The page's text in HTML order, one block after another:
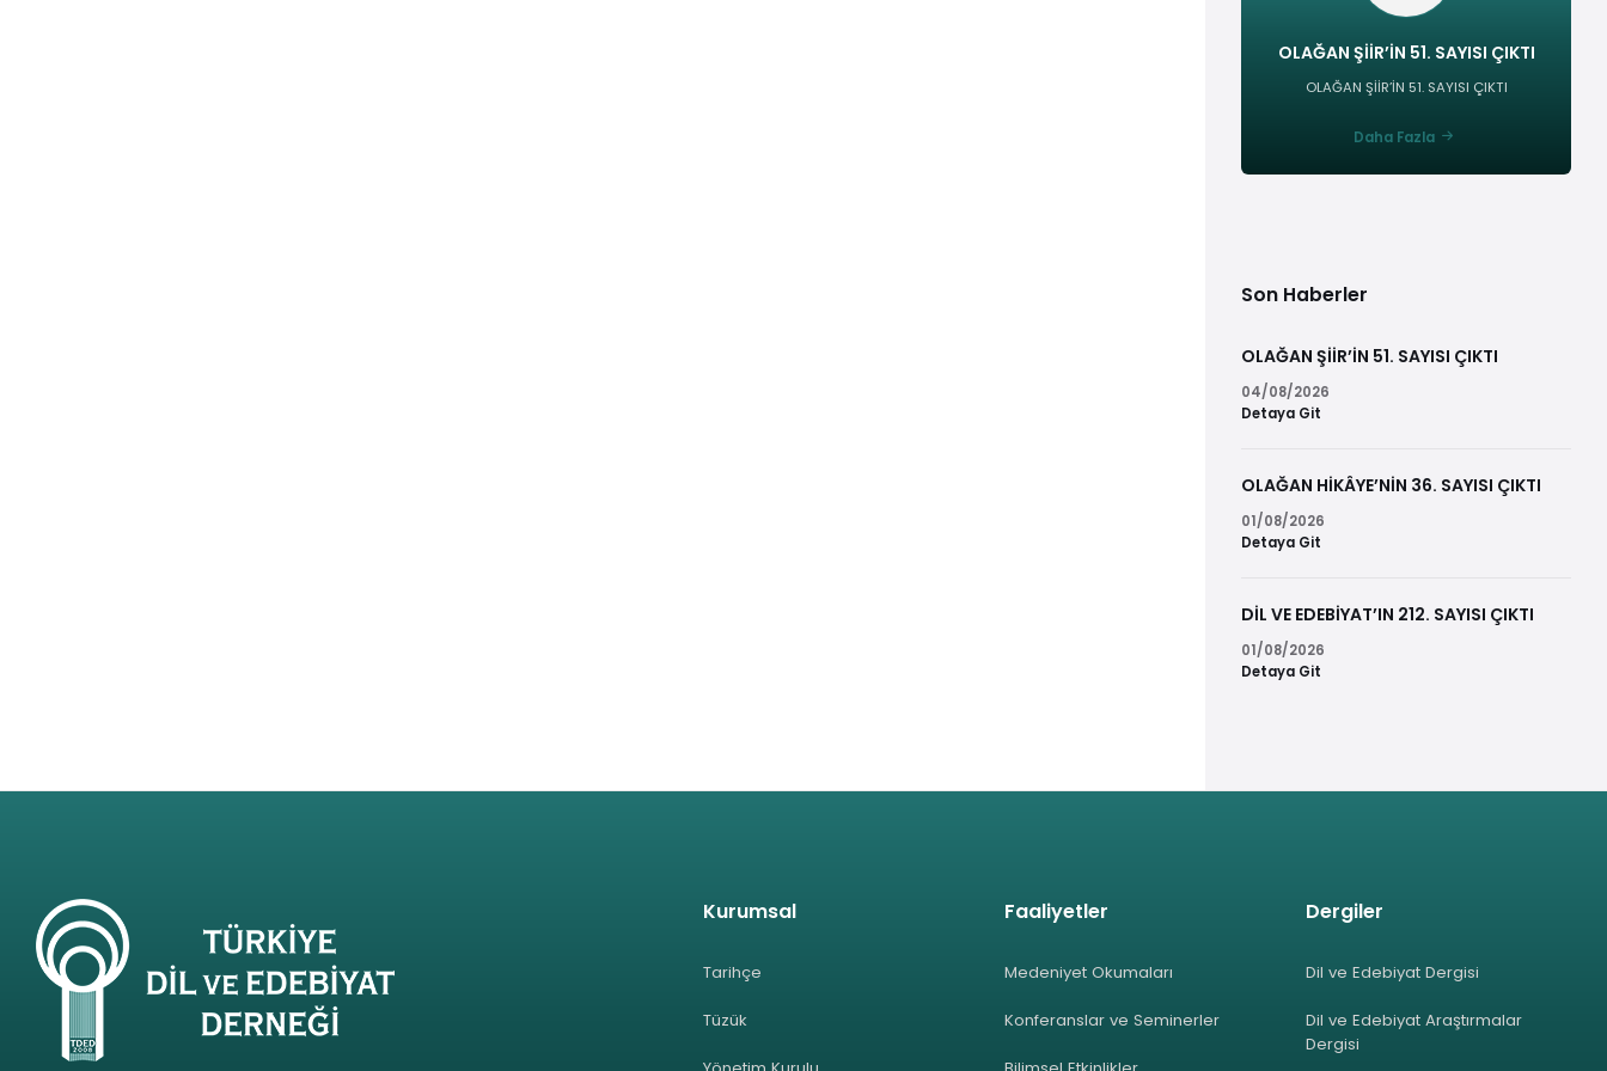
OLAĞAN ŞİİR’İN 51. SAYISI ÇIKTI
OLAĞAN ŞİİR’İN 51. SAYISI ÇIKTI
Daha Fazla
Son Haberler
OLAĞAN ŞİİR’İN 51. SAYISI ÇIKTI
04/08/2026
Detaya Git
OLAĞAN HİKÂYE’NİN 36. SAYISI ÇIKTI
01/08/2026
Detaya Git
DİL VE EDEBİYAT’IN 212. SAYISI ÇIKTI
01/08/2026
Detaya Git
Kurumsal
Tarihçe
Tüzük
Faaliyetler
Medeniyet Okumaları
Konferanslar ve Seminerler
Dergiler
Dil ve Edebiyat Dergisi
Dil ve Edebiyat Araştırmalar
Dergisi